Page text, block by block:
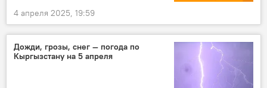
4 апреля 2025, 19:59
Дожди, грозы, снег — погода по
Кыргызстану на 5 апреля